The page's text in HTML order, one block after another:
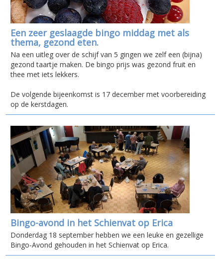
Een zeer geslaagde bingo middag met als
thema, gezond eten.
Na een uitleg over de schijf van 5 gingen we zelf een (bijna)
gezond taartje maken. De bingo prijs was gezond fruit en
thee met iets lekkers.
De volgende bijeenkomst is 17 december met voorbereiding
op de kerstdagen.
Bingo-avond in het Schienvat op Erica
Donderdag 18 september hebben we een leuke en gezellige
Bingo-Avond gehouden in het Schienvat op Erica.